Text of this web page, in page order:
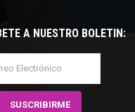
A NUESTRO BOLETÍN: